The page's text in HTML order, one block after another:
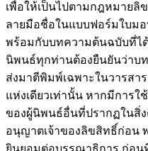
เพื่อให้เป็นไปตามกฎหมาย
ลายมือชื่อในแบบฟอร์มใบม
พร้อมกับบทความต้นฉบับที่ไ
นิพนธ์ทุกท่านต้องยืนยันว่าบ
ส่งมาตีพิมพ์เฉพาะในวารสา
แห่งเดียวเท่านั้น หากมีการ
ของผู้นิพนธ์อื่นที่ปรากฏในสิ่
อนุญาตเจ้าของลิขสิทธิ์ก่อน
ยินยอมต่อบรรณาธิการ ก่อน